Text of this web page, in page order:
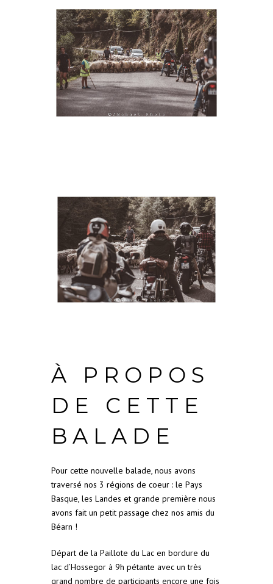
À PROPOS
DE CETTE
BALADE
Pour cette nouvelle balade, nous avons
traversé nos 3 régions de coeur : le Pays
Basque, les Landes et grande première nous
avons fait un petit passage chez nos amis du
Béarn !
Départ de la Paillote du Lac en bordure du
lac d’Hossegor à 9h pétante avec un très
grand nombre de participants encore une fois